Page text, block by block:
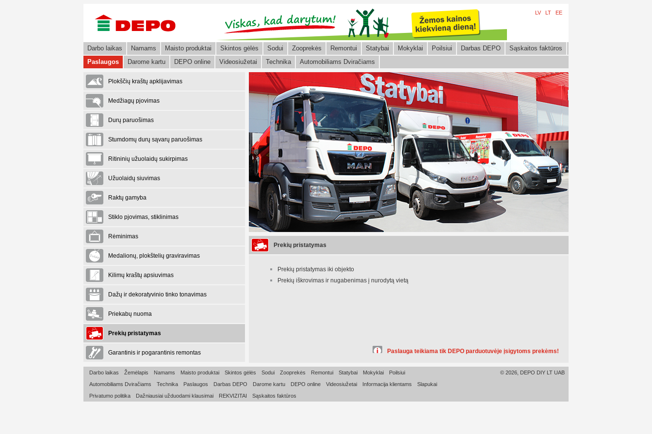
LV LT EE
Darbo laikas Namams Maisto produktai Skintos gėlės Sodui Zooprekės Remontui Statybai Mokyklai Poilsiui Darbas DEPO
Sąskaitos faktūros
Paslaugos
Darome kartu DEPO online Videosiužetai Technika Automobiliams Dviračiams
Plokščių kraštų apklijavimas
Medžiagų pjovimas
Durų paruošimas
Stumdomų durų sąvarų paruošimas
Ritininių užuolaidų sukirpimas
Užuolaidų siuvimas
Raktų gamyba
Stiklo pjovimas, stiklinimas
Rėminimas
Medalionų, plokštelių graviravimas
Kilimų kraštų apsiuvimas
Dažų ir dekoratyvinio tinko tonavimas
Priekabų nuoma
Prekių pristatymas
Garantinis ir pogarantinis remontas
Prekių pristatymas
Prekių pristatymas iki objekto
Prekių iškrovimas ir nugabenimas į nurodytą vietą
Paslauga teikiama tik DEPO parduotuvėje įsigytoms prekėms!
Darbo laikas Žemėlapis Namams Maisto produktai Skintos gėlės Sodui Zooprekės Remontui Statybai Mokyklai
Poilsiui
Automobiliams Dviračiams
Technika Paslaugos Darbas DEPO Darome kartu DEPO online Videosiužetai Informacija klientams
Slapukai
Privatumo politika
Dažniausiai užduodami klausimai REKVIZITAI Sąskaitos faktūros
© 2026, DEPO DIY LT UAB